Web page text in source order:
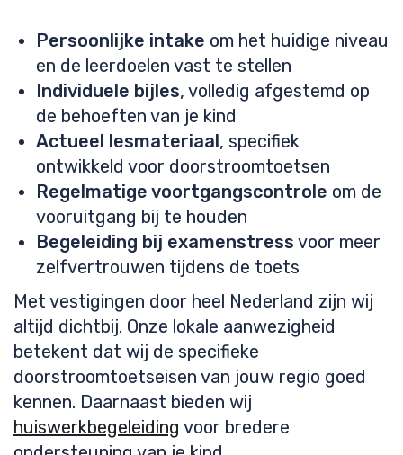
Persoonlijke intake om het huidige niveau
en de leerdoelen vast te stellen
Individuele bijles, volledig afgestemd op
de behoeften van je kind
Actueel lesmateriaal, specifiek
ontwikkeld voor doorstroomtoetsen
Regelmatige voortgangscontrole om de
vooruitgang bij te houden
Begeleiding bij examenstress voor meer
zelfvertrouwen tijdens de toets
Met vestigingen door heel Nederland zijn wij
altijd dichtbij. Onze lokale aanwezigheid
betekent dat wij de specifieke
doorstroomtoetseisen van jouw regio goed
kennen. Daarnaast bieden wij
huiswerkbegeleiding voor bredere